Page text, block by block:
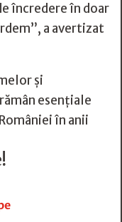
încredere în doar
a avertizat
și
esențiale
în anii